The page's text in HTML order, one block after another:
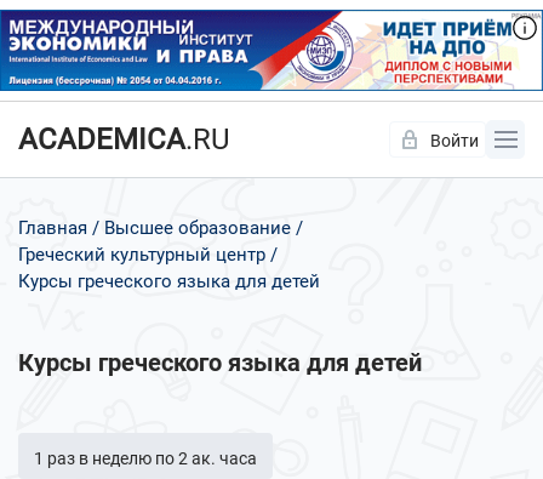
ACADEMICA.RU Войти
Главная
Высшее образование
Греческий культурный центр
Курсы греческого языка для детей
Курсы греческого языка для детей
1 раз в неделю по 2 ак. часа
Да Нет